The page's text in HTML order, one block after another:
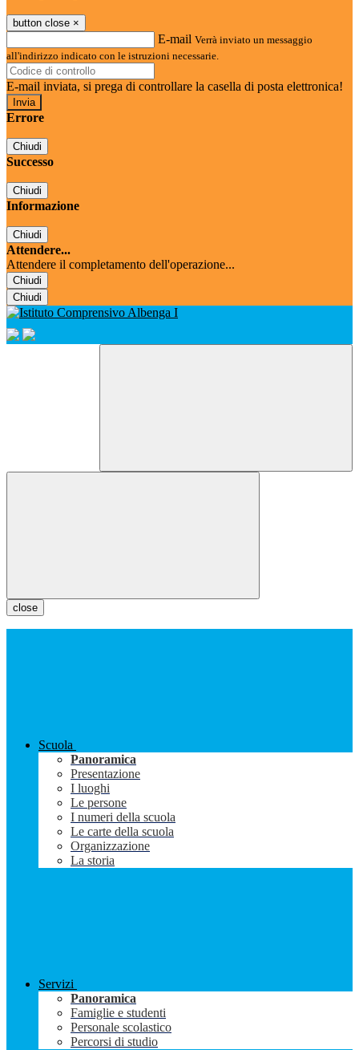
button close ×
E-mail Verrà inviato un messaggio
all'indirizzo indicato con le istruzioni necessarie.
E-mail inviata, si prega di controllare la casella di posta elettronica!
Errore
Chiudi
Successo
Chiudi
Informazione
Chiudi
Attendere...
Attendere il completamento dell'operazione...
Chiudi
Chiudi
close
Scuola
Panoramica
Presentazione
I luoghi
Le persone
I numeri della scuola
Le carte della scuola
Organizzazione
La storia
Servizi
Panoramica
Famiglie e studenti
Personale scolastico
Percorsi di studio